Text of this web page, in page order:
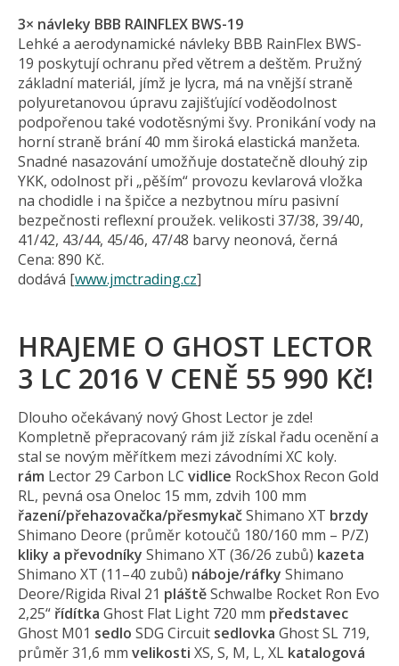
3× návleky BBB RAINFLEX BWS-19
Lehké a aerodynamické návleky BBB RainFlex BWS-
19 poskytují ochranu před větrem a deštěm. Pružný
základní materiál, jímž je lycra, má na vnější straně
polyuretanovou úpravu zajišťující voděodolnost
podpořenou také vodotěsnými švy. Pronikání vody na
horní straně brání 40 mm široká elastická manžeta.
Snadné nasazování umožňuje dostatečně dlouhý zip
YKK, odolnost při „pěším“ provozu kevlarová vložka
na chodidle i na špičce a nezbytnou míru pasivní
bezpečnosti reflexní proužek. velikosti 37/38, 39/40,
41/42, 43/44, 45/46, 47/48 barvy neonová, černá
Cena: 890 Kč.
dodává [www.jmctrading.cz]
HRAJEME O GHOST LECTOR
3 LC 2016 V CENĚ 55 990 Kč!
Dlouho očekávaný nový Ghost Lector je zde!
Kompletně přepracovaný rám již získal řadu ocenění a
stal se novým měřítkem mezi závodními XC koly.
rám Lector 29 Carbon LC vidlice RockShox Recon Gold
RL, pevná osa Oneloc 15 mm, zdvih 100 mm
řazení/přehazo­vačka/přesmykačShimano XT brzdy
Shimano Deore (průměr kotoučů 180/160 mm – P/Z)
kliky a převodníky Shimano XT (36/26 zubů) kazeta
Shimano XT (11–40 zubů) náboje/ráfky Shimano
Deore/Rigida Rival 21 pláštěSchwalbe Rocket Ron Evo
2,25“ řídítka Ghost Flat Light 720 mm představec
Ghost M01 sedlo SDG Circuit sedlovka Ghost SL 719,
průměr 31,6 mm velikosti XS, S, M, L, XL katalogová